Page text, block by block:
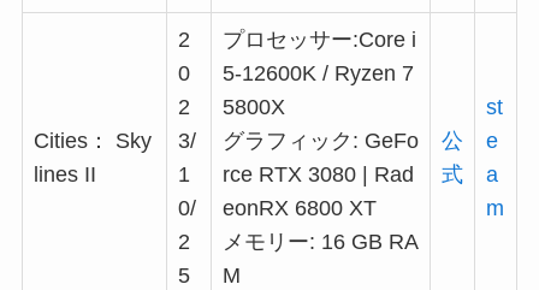
Cities： Sky
lines II
2
0
2
3/
1
0/
2
5
プロセッサー:Core i
5-12600K / Ryzen 7
5800X
グラフィック: GeFo
rce RTX 3080 | Rad
eonRX 6800 XT
メモリー: 16 GB RA
M
公
式
st
e
a
m